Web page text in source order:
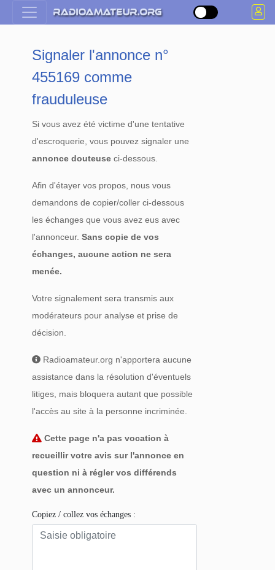
Signaler l'annonce n°
455169 comme
frauduleuse
Si vous avez été victime d'une tentative
d'escroquerie, vous pouvez signaler une
annonce douteuse ci-dessous.
Afin d'étayer vos propos, nous vous
demandons de copier/coller ci-dessous
les échanges que vous avez eus avec
l'annonceur.Sans copie de vos
échanges, aucune action ne sera
menée.
Votre signalement sera transmis aux
modérateurs pour analyse et prise de
décision.
Radioamateur.org n'apportera aucune
assistance dans la résolution d'éventuels
litiges, mais bloquera autant que possible
l'accès au site à la personne incriminée.
Cette page n'a pas vocation à
recueillir votre avis sur l'annonce en
question ni à régler vos différends
avec un annonceur.
Copiez / collez vos échanges :